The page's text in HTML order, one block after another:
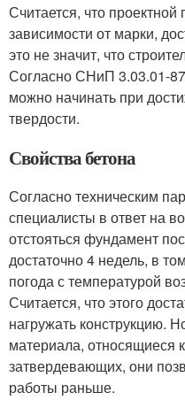
Считается, что проектной
зависимости от марки,
это не значит, что
Согласно СНиП 3.03.01-
можно начинать при
твердости.
Свойства бетона
Согласно техническим
специалисты в ответ на
отстояться фундамент
достаточно 4 недель, в
погода с температурой
Считается, что этого
нагружать конструкцию.
материала, относящиеся
затвердевающих, они
работы раньше.